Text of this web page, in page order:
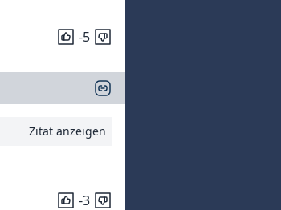
-5
Zitat anzeigen
-3